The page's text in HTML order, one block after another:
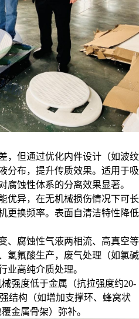
，但通过优化内件设计（如波纹
分布，提升传质效果。适用于吸
腐蚀性体系的分离效果显著。
优异，在无机械损伤情况下可长
更换频率。表面自清洁特性降低
、腐蚀性气液两相流、高真空等
氢氟酸生产，废气处理（如氯碱
业高纯介质处理。
强度低于金属（抗拉强度约20-
结构（如增加支撑环、蜂窝状
金属骨架）弥补。